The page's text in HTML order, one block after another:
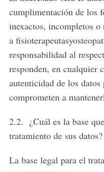
cumplimentación de los
inexactos, incompletos o
a
responsabilidad al
responden, en cualquier
autenticidad de los
comprometen a
2.2. ¿Cuál es la base
tratamiento de sus datos?
La base legal para el